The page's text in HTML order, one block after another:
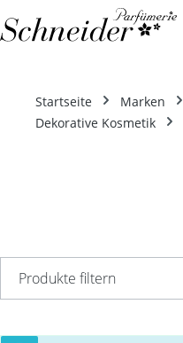
Zum Hauptinhalt springen
Startseite Marken
Dekorative Kosmetik
Produkte filtern